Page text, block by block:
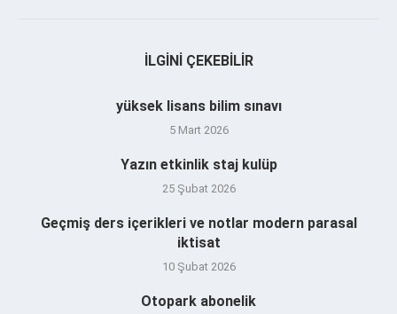
İLGINI ÇEKEBILIR
yüksek lisans bilim sınavı
5 Mart 2026
Yazın etkinlik staj kulüp
25 Şubat 2026
Geçmiş ders içerikleri ve notlar modern parasal
iktisat
10 Şubat 2026
Otopark abonelik